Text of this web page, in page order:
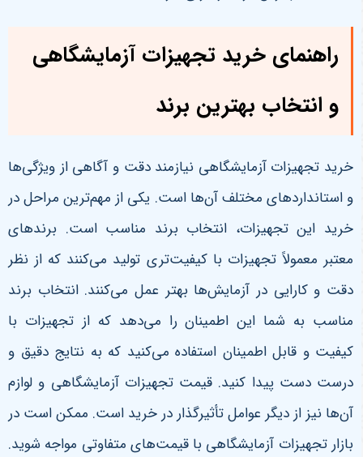
راهنمای خرید تجهیزات آزمایشگاهی
و انتخاب بهترین برند
خرید تجهیزات آزمایشگاهی نیازمند دقت و آگاهی از ویژگی‌ها
و استانداردهای مختلف آن‌ها است. یکی از مهم‌ترین مراحل در
خرید این تجهیزات، انتخاب برند مناسب است. برندهای
معتبر معمولاً تجهیزات با کیفیت‌تری تولید می‌کنند که از نظر
دقت و کارایی در آزمایش‌ها بهتر عمل می‌کنند. انتخاب برند
مناسب به شما این اطمینان را می‌دهد که از تجهیزات با
کیفیت و قابل اطمینان استفاده می‌کنید که به نتایج دقیق و
درست دست پیدا کنید. قیمت تجهیزات آزمایشگاهی و لوازم
آن‌ها نیز از دیگر عوامل تأثیرگذار در خرید است. ممکن است در
بازار تجهیزات آزمایشگاهی با قیمت‌های متفاوتی مواجه شوید.